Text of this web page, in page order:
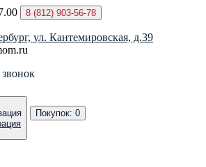
8 (812) 903-56-78
ул. Кантемировская, д.39
Покупок: 0